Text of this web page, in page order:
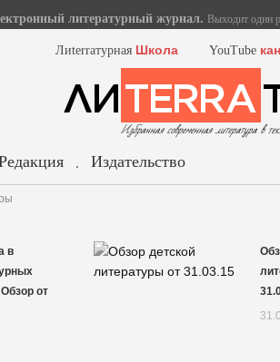
литературный журнал. Выходит один
Лиterraтурная Школа YouTube
. Издательство
в
от